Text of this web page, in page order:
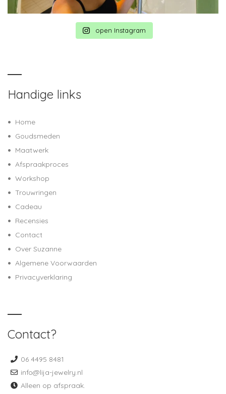
open Instagram
Handige links
Home
Goudsmeden
Maatwerk
Afspraakproces
Workshop
Trouwringen
Cadeau
Recensies
Contact
Over Suzanne
Algemene Voorwaarden
Privacyverklaring
Contact?
06 4495 8481
info@lija-jewelry.nl
Alleen op afspraak.